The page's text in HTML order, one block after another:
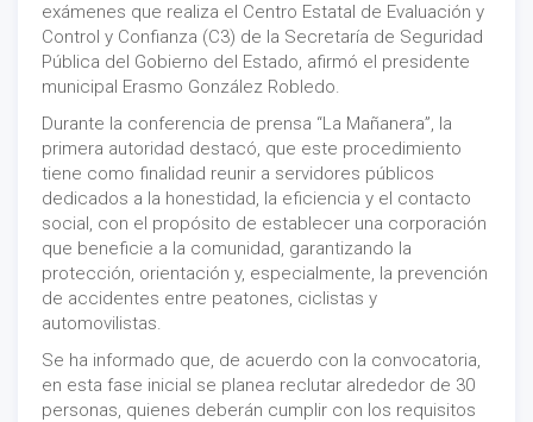
exámenes que realiza el Centro Estatal de Evaluación y
Control y Confianza (C3) de la Secretaría de Seguridad
Pública del Gobierno del Estado, afirmó el presidente
municipal Erasmo González Robledo.
Durante la conferencia de prensa “La Mañanera”, la
primera autoridad destacó, que este procedimiento
tiene como finalidad reunir a servidores públicos
dedicados a la honestidad, la eficiencia y el contacto
social, con el propósito de establecer una corporación
que beneficie a la comunidad, garantizando la
protección, orientación y, especialmente, la prevención
de accidentes entre peatones, ciclistas y
automovilistas.
Se ha informado que, de acuerdo con la convocatoria,
en esta fase inicial se planea reclutar alrededor de 30
personas, quienes deberán cumplir con los requisitos